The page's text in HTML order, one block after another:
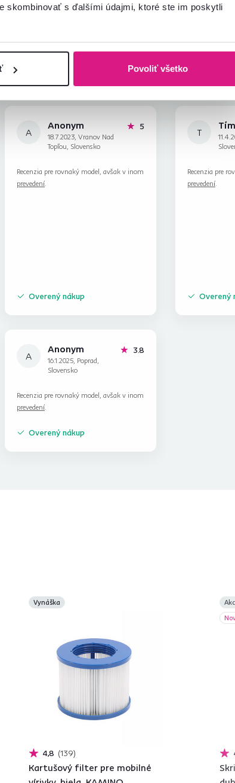
skombinovať s ďalšími údajmi, ktoré ste im poskytli
Povoliť všetko
A
Anonym
18.7.2023, Vranov Nad
Topľou, Slovensko
5hviezdičiek
Recenzia pre rovnaký model, avšak v inom
prevedení
Overený nákup
T
Recenzia pre
prevedení
Overený
A
Anonym
16.1.2025, Poprad,
Slovensko
3.8
Recenzia pre rovnaký model, avšak v inom
prevedení.
Overený nákup
Vynáška
4,8 139
Kartušový filter pre mobilné